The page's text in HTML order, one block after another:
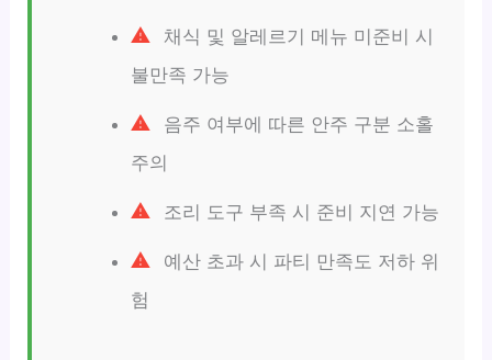
채식 및 알레르기 메뉴 미준비 시
불만족 가능
음주 여부에 따른 안주 구분 소홀
주의
조리 도구 부족 시 준비 지연 가능
예산 초과 시 파티 만족도 저하 위
험